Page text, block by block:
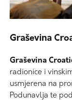
Graševina
Graševina
radionice i
usmjerena na
Podunavlja te